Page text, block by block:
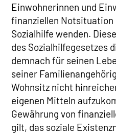
Einwohnerinnen und
finanziellen Notsituation
Sozialhilfe wenden.
des Sozialhilfegesetzes
demnach für seinen
seiner
Wohnsitz nicht
eigenen Mitteln
Gewährung von
gilt, das soziale